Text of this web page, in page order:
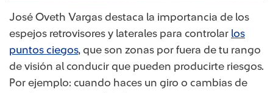
José Oveth Vargas destaca la importancia de los
espejos retrovisores y laterales para controlar los
puntos ciegos​, que son zonas por fuera de tu rango
de visión al conducir que pueden producirte riesgos.
Por ejemplo: cuando haces un giro o cambias de